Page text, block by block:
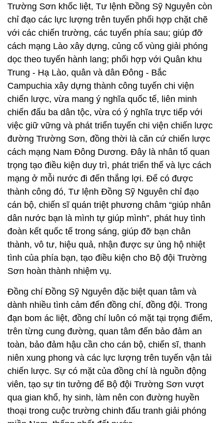
dọc theo tuyến hành lang; phối hợp với Quân khu
Trung - Hạ Lào, quân và dân Đông - Bắc
Campuchia xây dựng thành công tuyến chi viện
chiến lược, vừa mang ý nghĩa quốc tế, liên minh
chiến đấu ba dân tộc, vừa có ý nghĩa trực tiếp với
việc giữ vững và phát triển tuyến chi viện chiến lược
đường Trường Sơn, đồng thời là căn cứ chiến lược
cách mạng Nam Đông Dương. Đây là nhân tố quan
trọng tạo điều kiện duy trì, phát triển thế và lực cách
mạng ở mỗi nước đi đến thắng lợi. Để có được
thành công đó, Tư lệnh Đồng Sỹ Nguyên chỉ đạo
cán bộ, chiến sĩ quán triệt phương châm “giúp nhân
dân nước bạn là mình tự giúp mình”, phát huy tình
đoàn kết quốc tế trong sáng, giúp đỡ bạn chân
thành, vô tư, hiệu quả, nhận được sự ủng hộ nhiệt
tình của phía bạn, tạo điều kiện cho Bộ đội Trường
Sơn hoàn thành nhiệm vụ.
Đồng chí Đồng Sỹ Nguyên đặc biệt quan tâm và
dành nhiều tình cảm đến đồng chí, đồng đội. Trong
đạn bom ác liệt, đồng chí luôn có mặt tại trọng điểm,
trên từng cung đường, quan tâm đến bảo đảm an
toàn, bảo đảm hậu cần cho cán bộ, chiến sĩ, thanh
niên xung phong và các lực lượng trên tuyến vận tải
chiến lược. Sự có mặt của đồng chí là nguồn động
viên, tạo sự tin tưởng để Bộ đội Trường Sơn vượt
qua gian khổ, hy sinh, làm nên con đường huyền
thoại trong cuộc trường chinh đấu tranh giải phóng
miền Nam, thống nhất đất nước.
Tư lệnh Đồng Sỹ Nguyên đồng cảm với nỗi khát
khao cháy bỏng của những người mẹ, người cha,
của các gia đình đã hiến dâng những người con